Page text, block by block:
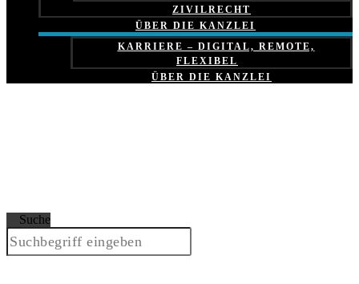
ZIVILRECHT
ÜBER DIE KANZLEI
KARRIERE – DIGITAL, REMOTE,
FLEXIBEL
ÜBER DIE KANZLEI
Suche